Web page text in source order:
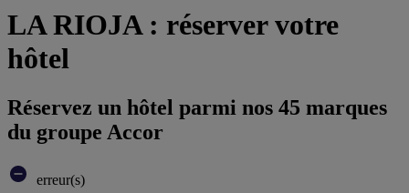
LA RIOJA : réserver votre
hôtel
Réservez un hôtel parmi nos 45 marques
du groupe Accor
erreur(s)